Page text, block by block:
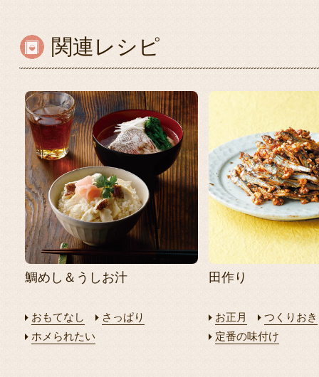
関連レシピ
鯛めし＆うしお汁
おもてなし
さっぱり
ホメられたい
田作り
お正月
つくりおき
定番の味付け